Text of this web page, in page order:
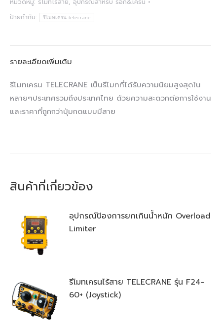
ป้ายกำกับ:
รีโมทเครน telecrane
รายละเอียดเพิ่มเติม
รีโมทเครน TELECRANE เป็นรีโมทที่ได้รับความนิยมสูงสุดใน
หลายๆประเทศรวมถึงประเทศไทย ด้วยความสะดวกต่อการใช้งาน
และราคาที่ถูกกว่าปุ่มกดแบบมีสาย
สินค้าที่เกี่ยวข้อง
อุปกรณ์ป้องการยกเกินน้ำหนัก Overload
Limiter
รีโมทเครนไร้สาย TELECRANE รุ่น F24-
60+ (Joystick)